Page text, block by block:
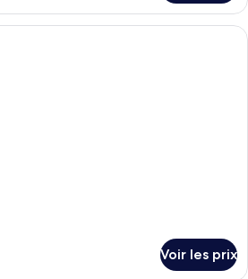
Une chambre moderne avec un
Voir les prix